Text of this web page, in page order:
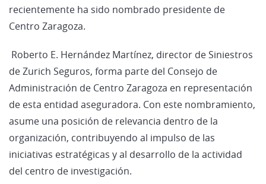
recientemente ha sido nombrado presidente de
Centro Zaragoza.
Roberto E. Hernández Martínez, director de Siniestros
de Zurich Seguros, forma parte del Consejo de
Administración de Centro Zaragoza en representación
de esta entidad aseguradora. Con este nombramiento,
asume una posición de relevancia dentro de la
organización, contribuyendo al impulso de las
iniciativas estratégicas y al desarrollo de la actividad
del centro de investigación.